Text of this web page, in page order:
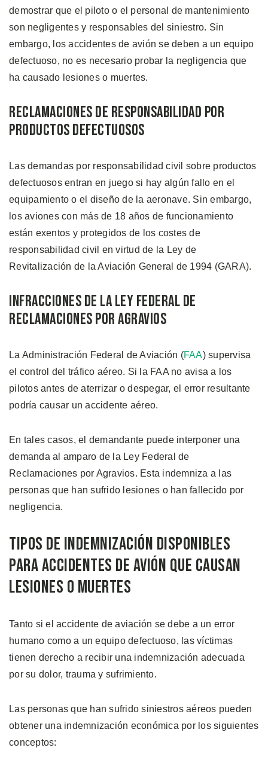
demostrar que el piloto o el personal de mantenimiento
son negligentes y responsables del siniestro. Sin
embargo, los accidentes de avión se deben a un equipo
defectuoso, no es necesario probar la negligencia que
ha causado lesiones o muertes.
Reclamaciones de Responsabilidad por
Productos Defectuosos
Las demandas por responsabilidad civil sobre productos
defectuosos entran en juego si hay algún fallo en el
equipamiento o el diseño de la aeronave. Sin embargo,
los aviones con más de 18 años de funcionamiento
están exentos y protegidos de los costes de
responsabilidad civil en virtud de la Ley de
Revitalización de la Aviación General de 1994 (GARA).
Infracciones de la Ley Federal de
Reclamaciones por Agravios
La Administración Federal de Aviación (FAA) supervisa
el control del tráfico aéreo. Si la FAA no avisa a los
pilotos antes de aterrizar o despegar, el error resultante
podría causar un accidente aéreo.
En tales casos, el demandante puede interponer una
demanda al amparo de la Ley Federal de
Reclamaciones por Agravios. Esta indemniza a las
personas que han sufrido lesiones o han fallecido por
negligencia.
Tipos de Indemnización Disponibles
para Accidentes de Avión que Causan
Lesiones o Muertes
Tanto si el accidente de aviación se debe a un error
humano como a un equipo defectuoso, las víctimas
tienen derecho a recibir una indemnización adecuada
por su dolor, trauma y sufrimiento.
Las personas que han sufrido siniestros aéreos pueden
obtener una indemnización económica por los siguientes
conceptos: